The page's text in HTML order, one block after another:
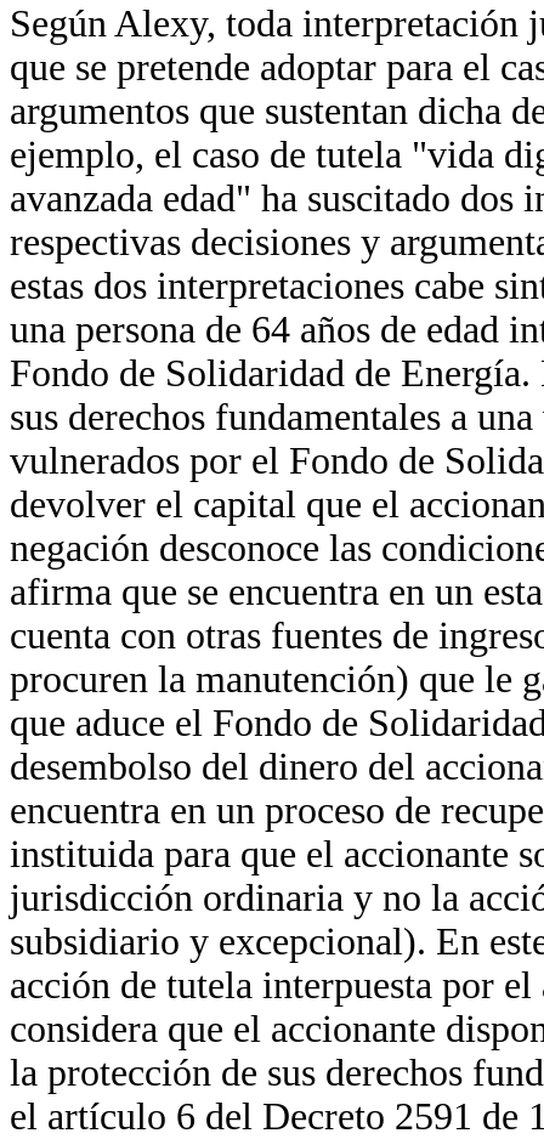
Según Alexy, toda interpretación
que se pretende adoptar para el
argumentos que sustentan dicha
ejemplo, el caso de tutela "vida
avanzada edad" ha suscitado dos
respectivas decisiones y
estas dos interpretaciones cabe
una persona de 64 años de edad
Fondo de Solidaridad de
sus derechos fundamentales a
vulnerados por el Fondo de
devolver el capital que el
negación desconoce las
afirma que se encuentra en un
cuenta con otras fuentes de
procuren la manutención) que le
que aduce el Fondo de
desembolso del dinero del
encuentra en un proceso de
instituida para que el accionante
jurisdicción ordinaria y no la
subsidiario y excepcional). En
acción de tutela interpuesta por
considera que el accionante
la protección de sus derechos
el artículo 6 del Decreto 2591 de